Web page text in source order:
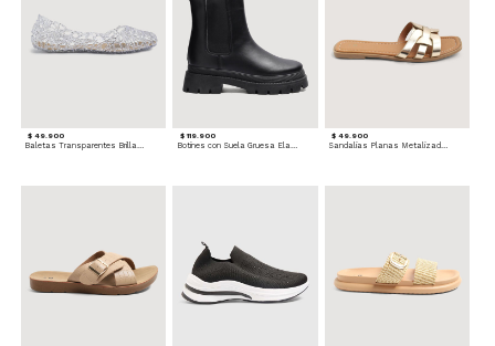
$ 49.900 $ 119.900 $ 49.900